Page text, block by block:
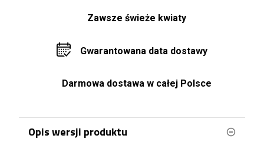
Zawsze świeże kwiaty
Gwarantowana data dostawy
Darmowa dostawa w całej Polsce
Opis wersji produktu